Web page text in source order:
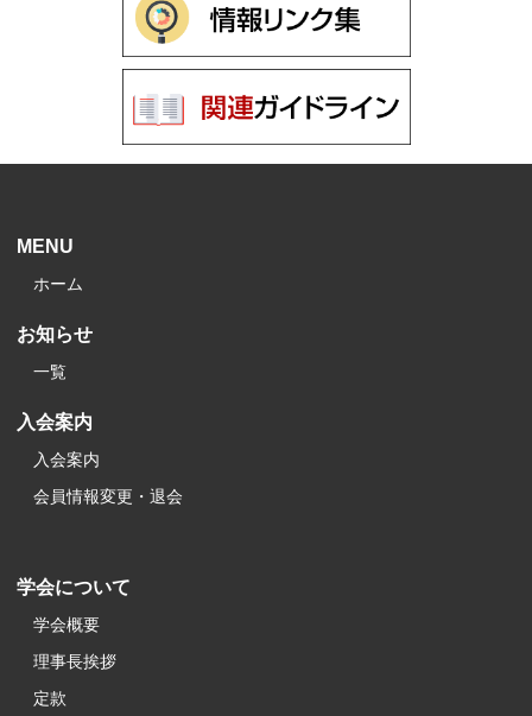
MENU
ホーム
お知らせ
一覧
入会案内
入会案内
会員情報変更・退会
学会について
学会概要
理事長挨拶
定款